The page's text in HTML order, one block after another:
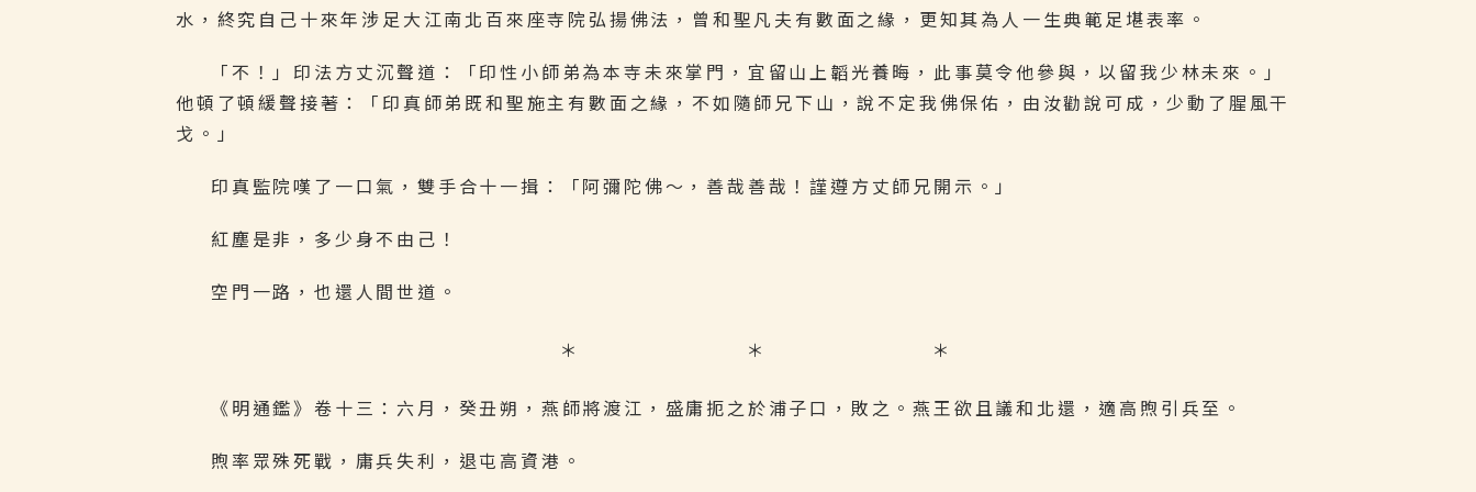
水，終究自己十來年涉足大江南北百來座寺院弘揚佛法，曾和聖凡夫有數面之緣，更知其為人一生典範足堪表率。
「不！」印法方丈沉聲道：「印性小師弟為本寺未來掌門，宜留山上韜光養晦，此事莫令他參與，以留我少林未來。」
他頓了頓緩聲接著：「印真師弟既和聖施主有數面之緣，不如隨師兄下山，說不定我佛保佑，由汝勸說可成，少動了腥風干
戈。」
印真監院嘆了一口氣，雙手合十一揖：「阿彌陀佛～，善哉善哉！𧫴遵方丈師兄開示。」
紅塵是非，多少身不由己！
空門一路，也還人間世道。
＊ ＊ ＊
《明通鑑》卷十三：六月，癸丑朔，燕師將渡江，盛庸扼之於浦子口，敗之。燕王欲且議和北還，適高煦引兵至。
煦率眾殊死戰，庸兵失利，退屯高資港。